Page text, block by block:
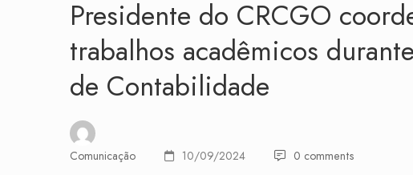
Presidente do CRCGO
trabalhos acadêmicos
de Contabilidade
Comunicação 10/09/2024 0 comments